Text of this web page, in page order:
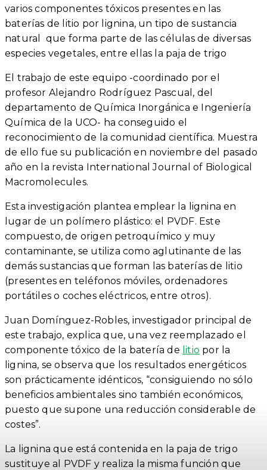
varios componentes tóxicos presentes en las
baterías de litio por lignina, un tipo de sustancia
natural que forma parte de las células de diversas
especies vegetales, entre ellas la paja de trigo
El trabajo de este equipo -coordinado por el
profesor Alejandro Rodríguez Pascual, del
departamento de Química Inorgánica e Ingeniería
Química de la UCO- ha conseguido el
reconocimiento de la comunidad científica. Muestra
de ello fue su publicación en noviembre del pasado
año en la revista International Journal of Biological
Macromolecules.
Esta investigación plantea emplear la lignina en
lugar de un polímero plástico: el PVDF. Este
compuesto, de origen petroquímico y muy
contaminante, se utiliza como aglutinante de las
demás sustancias que forman las baterías de litio
(presentes en teléfonos móviles, ordenadores
portátiles o coches eléctricos, entre otros).
Juan Domínguez-Robles, investigador principal de
este trabajo, explica que, una vez reemplazado el
componente tóxico de la batería de litio por la
lignina, se observa que los resultados energéticos
son prácticamente idénticos, “consiguiendo no sólo
beneficios ambientales sino también económicos,
puesto que supone una reducción considerable de
costes”.
La lignina que está contenida en la paja de trigo
sustituye al PVDF y realiza la misma función que